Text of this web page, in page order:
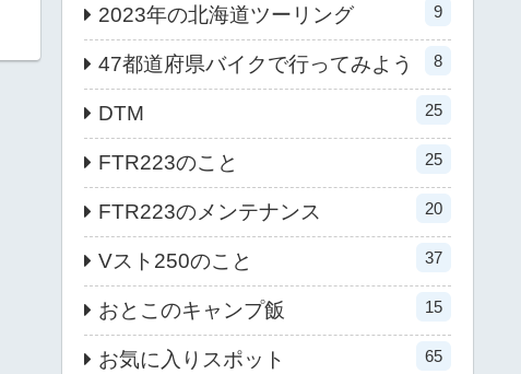
2023年の北海道ツーリング 9
47都道府県バイクで行ってみよう 8
DTM 25
FTR223のこと 25
FTR223のメンテナンス 20
Vスト250のこと 37
おとこのキャンプ飯 15
お気に入りスポット 65